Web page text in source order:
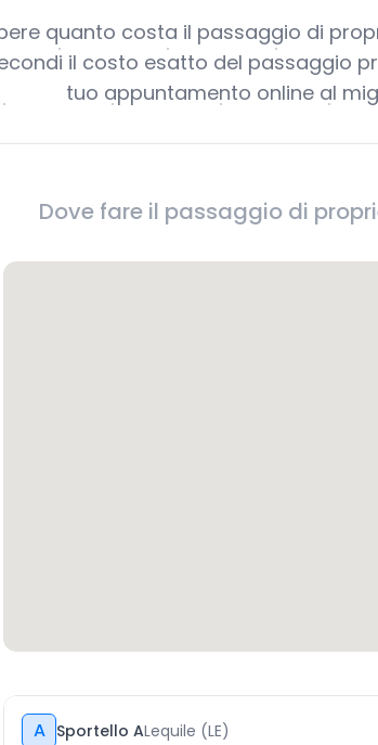
quanto costa il passaggio di
il costo esatto del passaggio
tuo appuntamento online al
Dove fare il passaggio di
A Sportello ALequile (LE)